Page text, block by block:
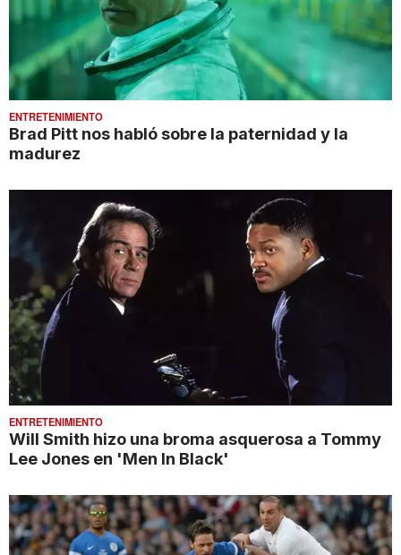
ENTRETENIMIENTO
Brad Pitt nos habló sobre la paternidad y la
madurez
ENTRETENIMIENTO
Will Smith hizo una broma asquerosa a Tommy
Lee Jones en 'Men In Black'